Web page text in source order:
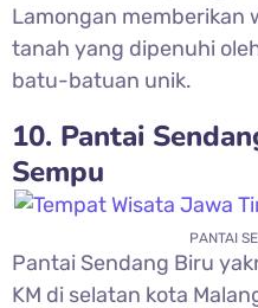
Lamongan memberikan
tanah yang dipenuhi
batu-batuan unik.
10. Pantai
Sempu
PANTAI
Pantai Sendang Biru
KM di selatan kota